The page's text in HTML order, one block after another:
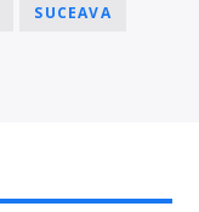
SUCEAVA